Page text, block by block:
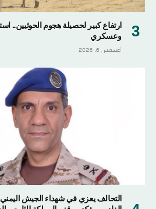
ارتفاع كبير لحصيلة هجوم الحوثيين..
وعسكري
أغسطس 6, 2026
التحالف يعزي في شهداء الجيش